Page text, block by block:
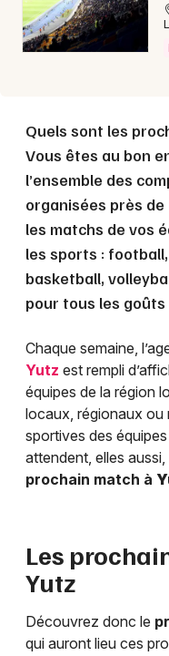
Quels sont les
Vous êtes au bon
l’ensemble des
organisées près
les matchs de vos
les sports :
basketball,
pour tous les goûts
Chaque semaine,
Yutz est rempli
équipes de la région
locaux, régionaux
sportives des
attendent, elles
prochain match à
Les
Yutz
Découvrez donc le
qui auront lieu ces